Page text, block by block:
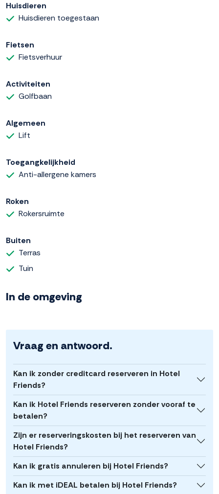
Huisdieren
Huisdieren toegestaan
Fietsen
Fietsverhuur
Activiteiten
Golfbaan
Algemeen
Lift
Toegangkelijkheid
Anti-allergene kamers
Roken
Rokersruimte
Buiten
Terras
Tuin
In de omgeving
Vraag en antwoord.
Kan ik zonder creditcard reserveren in Hotel
Friends?
Kan ik Hotel Friends reserveren zonder vooraf te
betalen?
Zijn er reserveringskosten bij het reserveren van
Hotel Friends?
Kan ik gratis annuleren bij Hotel Friends?
Kan ik met iDEAL betalen bij Hotel Friends?